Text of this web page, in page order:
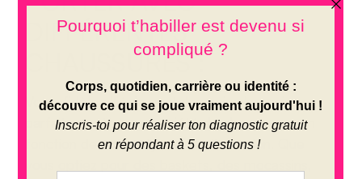
DIFFÉRENTES
CHAUSSURES :
Votre fidèle allié, le pantalon noir, s’associe
parfaitementt à une variété de chaussures, en
fonction de votre style et de l’occasion. Que